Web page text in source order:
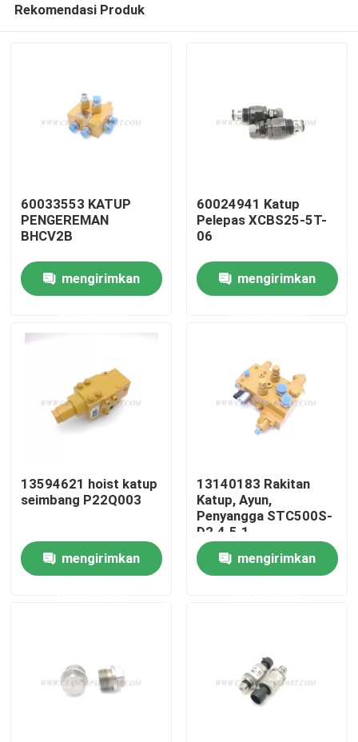
Rumah
Tentang kita
Wisata pabrik
Kontrol kualitas
Suku cadang derek
Rekomendasi Produk
60033553 KATUP
PENGEREMAN
BHCV2B
mengirimkan
60024941 Katup
Pelepas XCBS25-5T-
06
mengirimkan
13594621 hoist katup
seimbang P22Q003
mengirimkan
13140183 Rakitan
Katup, Ayun,
Penyangga STC500S-
D2.4.5.1
mengirimkan